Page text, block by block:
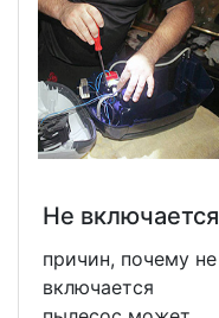
Не включается
причин, почему не
включается